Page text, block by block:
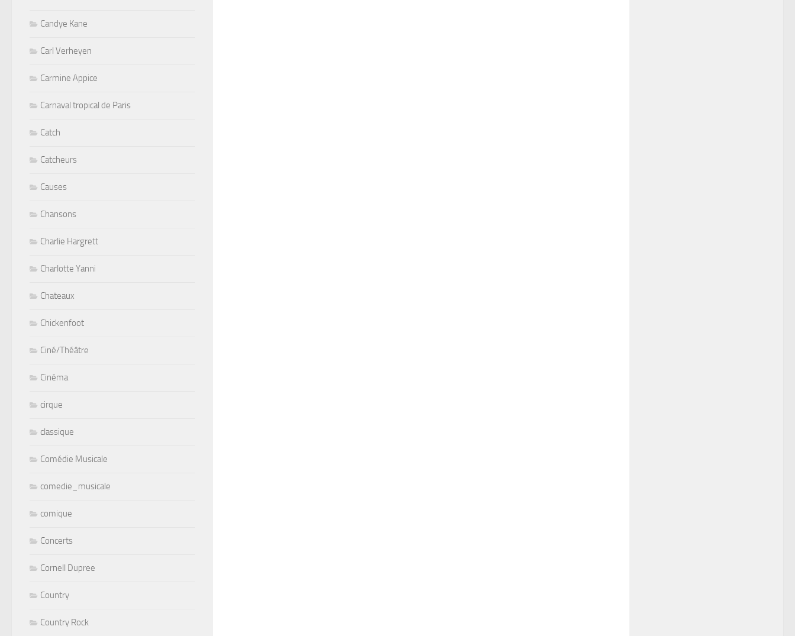
Candye Kane
Carl Verheyen
Carmine Appice
Carnaval tropical de Paris
Catch
Catcheurs
Causes
Chansons
Charlie Hargrett
Charlotte Yanni
Chateaux
Chickenfoot
Ciné/Théâtre
Cinéma
cirque
classique
Comédie Musicale
comedie_musicale
comique
Concerts
Cornell Dupree
Country
Country Rock